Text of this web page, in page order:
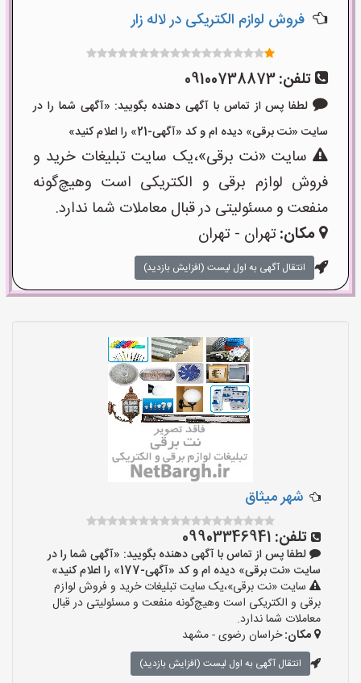
فروش لوازم الکتریکی در لاله زار
تلفن:09100738873
لطفا پس از تماس با آگهی دهنده بگویید: «آگهی شما را در
سایت «نت برقی» دیده ام و کد «آگهی-21» را اعلام کنید»
سایت «نت برقی»،یک سایت تبلیغات خرید و
فروش لوازم برقی و الکتریکی است وهیچ‌گونه
منفعت و مسئولیتی در قبال معاملات شما ندارد.
مکان:تهران - تهران
انتقال آگهی به اول لیست (افزایش بازدید)
شهر میثاق
تلفن: 09903346941
لطفا پس از تماس با آگهی دهنده بگویید: «آگهی شما را در
سایت «نت برقی» دیده ام و کد «آگهی-177» را اعلام کنید»
سایت «نت برقی»،یک سایت تبلیغات خرید و فروش لوازم
برقی و الکتریکی است وهیچ‌گونه منفعت و مسئولیتی در قبال
معاملات شما ندارد.
مکان:خراسان رضوی - مشهد
انتقال آگهی به اول لیست (افزایش بازدید)